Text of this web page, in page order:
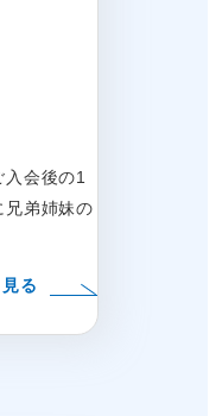
入会後の1
兄弟姉妹の
る